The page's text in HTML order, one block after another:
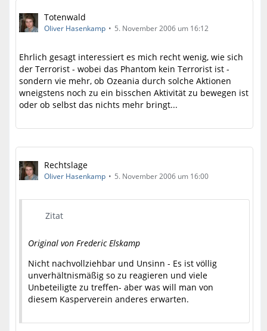
Totenwald
Oliver Hasenkamp 5. November 2006 um 16:12
Ehrlich gesagt interessiert es mich recht wenig, wie sich
der Terrorist - wobei das Phantom kein Terrorist ist -
sondern vie mehr, ob Ozeania durch solche Aktionen
wneigstens noch zu ein bisschen Aktivität zu bewegen ist
oder ob selbst das nichts mehr bringt...
Rechtslage
Oliver Hasenkamp 5. November 2006 um 16:00
Zitat
Original von Frederic Elskamp
Nicht nachvollziehbar und Unsinn - Es ist völlig
unverhältnismäßig so zu reagieren und viele
Unbeteiligte zu treffen- aber was will man von
diesem Kasperverein anderes erwarten.